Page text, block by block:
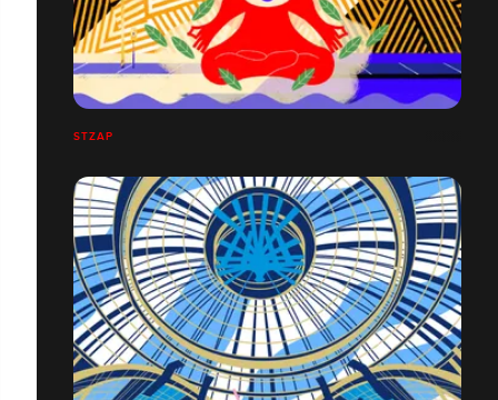
STZAP